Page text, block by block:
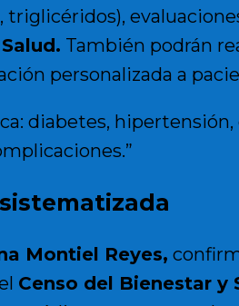
triglicéridos),
. También podrán
personalizada a
diabetes,
Montiel Reyes,
Censo del Bienestar y